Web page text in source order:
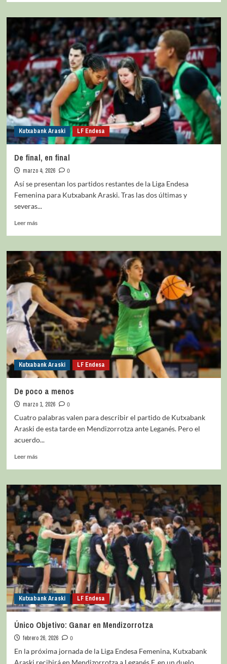
Kutxabank Araski LF Endesa
De final, en final
marzo 4, 2026
0
Así se presentan los partidos restantes de la Liga Endesa
Femenina para Kutxabank Araski. Tras las dos últimas y
severas...
Leer más
Kutxabank Araski LF Endesa
De poco a menos
marzo 1, 2026
0
Cuatro palabras valen para describir el partido de Kutxabank
Araski de esta tarde en Mendizorrotza ante Leganés. Pero el
acuerdo...
Leer más
Kutxabank Araski LF Endesa
Único Objetivo: Ganar en Mendizorrotza
febrero 26, 2026
0
En la próxima jornada de la Liga Endesa Femenina, Kutxabank
Araski recibirá en Mendizorrotza a Leganés F, en un duelo...